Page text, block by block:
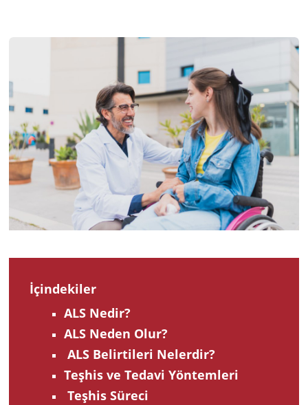
İçindekiler
ALS Nedir?
ALS Neden Olur?
ALS Belirtileri Nelerdir?
Teşhis ve Tedavi Yöntemleri
Teşhis Süreci